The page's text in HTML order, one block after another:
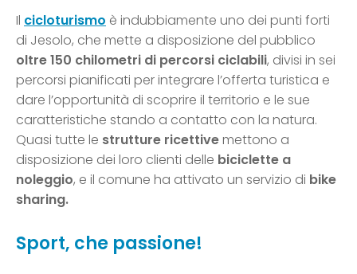
Il cicloturismo è indubbiamente uno dei punti forti
di Jesolo, che mette a disposizione del pubblico
oltre 150 chilometri di percorsi ciclabili, divisi in sei
percorsi pianificati per integrare l’offerta turistica e
dare l’opportunità di scoprire il territorio e le sue
caratteristiche stando a contatto con la natura.
Quasi tutte le strutture ricettivemettono a
disposizione dei loro clienti delle biciclette a
noleggio, e il comune ha attivato un servizio di bike
sharing.
Sport, che passione!